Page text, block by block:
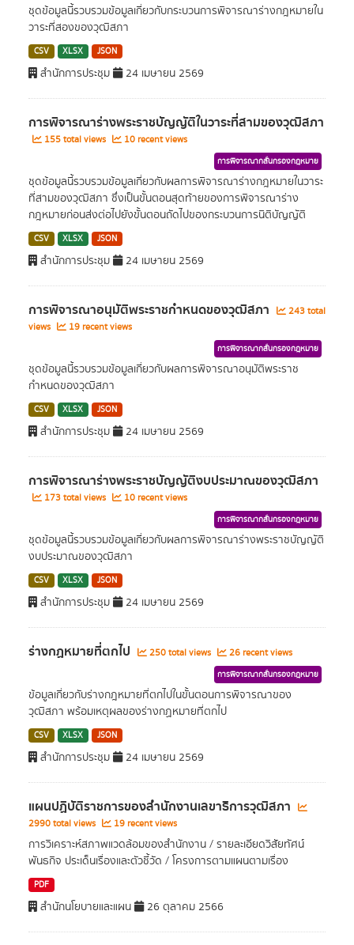
ชุดข้อมูลนี้รวบรวมข้อมูลเกี่ยวกับกระบวนการพิจารณาร่างกฎหมายใน
วาระที่สองของวุฒิสภา
CSV XLSX JSON
สำนักการประชุม 24 เมษายน 2569
การพิจารณาร่างพระราชบัญญัติในวาระที่สามของวุฒิสภา
155 total views 10 recent views
การพิจารณากลั่นกรองกฎหมาย
ชุดข้อมูลนี้รวบรวมข้อมูลเกี่ยวกับผลการพิจารณาร่างกฎหมายในวาระ
ที่สามของวุฒิสภา ซึ่งเป็นขั้นตอนสุดท้ายของการพิจารณาร่าง
กฎหมายก่อนส่งต่อไปยังขั้นตอนถัดไปของกระบวนการนิติบัญญัติ
CSV XLSX JSON
สำนักการประชุม 24 เมษายน 2569
การพิจารณาอนุมัติพระราชกำหนดของวุฒิสภา
243 total
views
19 recent views
การพิจารณากลั่นกรองกฎหมาย
ชุดข้อมูลนี้รวบรวมข้อมูลเกี่ยวกับผลการพิจารณาอนุมัติพระราช
กำหนดของวุฒิสภา
CSV XLSX JSON
สำนักการประชุม 24 เมษายน 2569
การพิจารณาร่างพระราชบัญญัติงบประมาณของวุฒิสภา
173 total views 10 recent views
การพิจารณากลั่นกรองกฎหมาย
ชุดข้อมูลนี้รวบรวมข้อมูลเกี่ยวกับผลการพิจารณาร่างพระราชบัญญัติ
งบประมาณของวุฒิสภา
CSV XLSX JSON
สำนักการประชุม 24 เมษายน 2569
ร่างกฏหมายที่ตกไป 250 total views 26 recent views
การพิจารณากลั่นกรองกฎหมาย
ข้อมูลเกี่ยวกับร่างกฎหมายที่ตกไปในขั้นตอนการพิจารณาของ
วุฒิสภา พร้อมเหตุผลของร่างกฏหมายที่ตกไป
CSV XLSX JSON
สำนักการประชุม 24 เมษายน 2569
แผนปฏิบัติราชการของสำนักงานเลขาธิการวุฒิสภา
2990 total views 19 recent views
การวิเคราะห์สภาพแวดล้อมของสำนักงาน / รายละเอียดวิสัยทัศน์
พันธกิจ ประเด็นเรื่องและตัวชี้วัด / โครงการตามแผนตามเรื่อง
PDF
สำนักนโยบายและแผน 26 ตุลาคม 2566